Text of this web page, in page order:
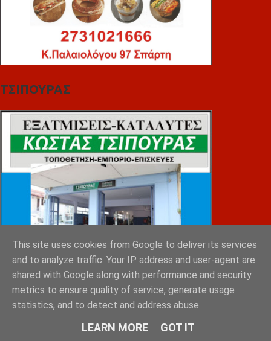
ΤΣΙΠΟΥΡΑΣ
This site uses cookies from Google to deliver its services
and to analyze traffic. Your IP address and user-agent are
shared with Google along with performance and security
metrics to ensure quality of service, generate usage
statistics, and to detect and address abuse.
LEARN MORE GOT IT